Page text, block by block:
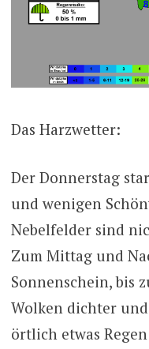
Das Harzwetter:
Der Donnerstag
und wenigen
Nebelfelder sind
Zum Mittag und
Sonnenschein, bis
Wolken dichter
örtlich etwas